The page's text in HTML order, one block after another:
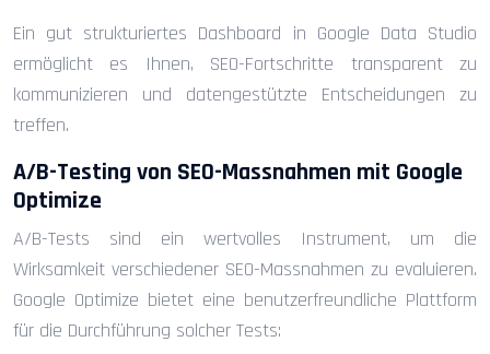
Ein gut strukturiertes Dashboard in Google Data Studio
ermöglicht es Ihnen, SEO-Fortschritte transparent zu
kommunizieren und datengestützte Entscheidungen zu
treffen.
A/B-Testing von SEO-Massnahmen mit Google
Optimize
A/B-Tests sind ein wertvolles Instrument, um die
Wirksamkeit verschiedener SEO-Massnahmen zu evaluieren.
Google Optimize bietet eine benutzerfreundliche Plattform
für die Durchführung solcher Tests: